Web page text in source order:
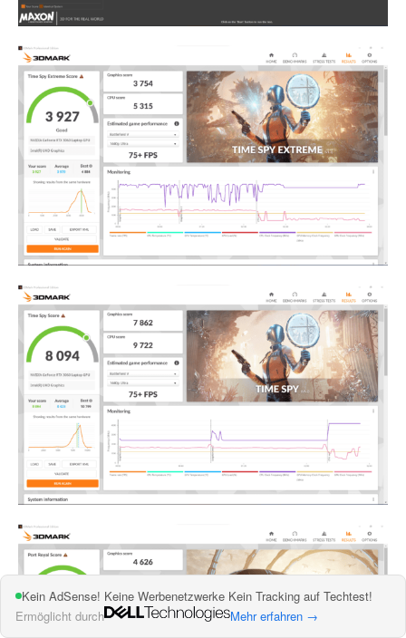
Kein AdSense! Keine Werbenetzwerke Kein Tracking auf Techtest!
Ermöglicht durch
Mehr erfahren →